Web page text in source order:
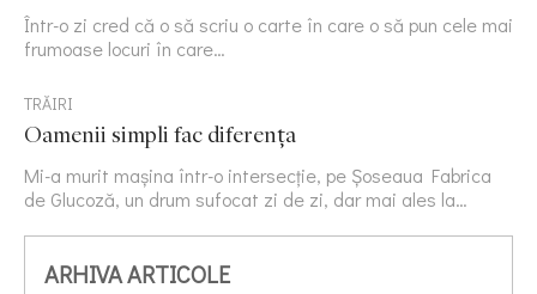
Într-o zi cred că o să scriu o carte în care o să pun cele mai
frumoase locuri în care…
TRĂIRI
Oamenii simpli fac diferența
Mi-a murit mașina într-o intersecție, pe Șoseaua Fabrica
de Glucoză, un drum sufocat zi de zi, dar mai ales la…
ARHIVA ARTICOLE